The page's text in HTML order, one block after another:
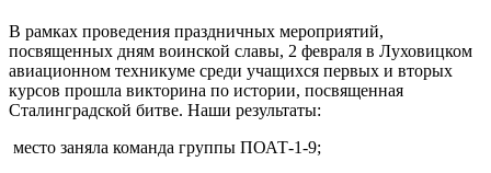
В рамках проведения праздничных мероприятий,
посвященных дням воинской славы, 2 февраля в Луховицком
авиационном техникуме среди учащихся первых и вторых
курсов прошла викторина по истории, посвященная
Сталинградской битве. Наши результаты:
место заняла команда группы ПОАТ-1-9;